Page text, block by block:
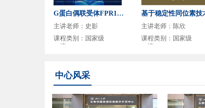
G蛋白偶联受体FPR1全
基因克隆、真核表达及功
能测定虚拟仿真实验
主讲老师：史影
课程类别：国家级
一流
基于稳定性同位素技
生态系统氮素运转虚
真实验
主讲老师：陈欣
课程类别：国家级
一流
中心风采